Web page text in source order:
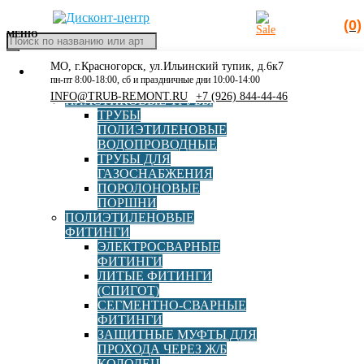
(0)
Поиск
товаров
МЕНЮ
КАТАЛОГ
РАСПРОДАЖА
ПЛАСТИКОВЫЕ ТРУБЫ
ТРУБЫ
ПОЛИЭТИЛЕНОВЫЕ
ВОДОПРОВОДНЫЕ
ТРУБЫ ДЛЯ
ГАЗОСНАБЖЕНИЯ
ПОРОЛОНОВЫЕ
ПОРШНИ
ПОЛИЭТИЛЕНОВЫЕ
ФИТИНГИ
ЭЛЕКТРОСВАРНЫЕ
ФИТИНГИ
ЛИТЫЕ ФИТИНГИ
(СПИГОТ)
СЕГМЕНТНО-СВАРНЫЕ
ФИТИНГИ
ЗАЩИТНЫЕ МУФТЫ ДЛЯ
ПРОХОДА ЧЕРЕЗ Ж/Б
МО, г.Красногорск, ул.Ильинский тупик, д.6к7
пн-пт 8:00-18:00, сб и праздничные дни 10:00-14:00
INFO@TRUB-REMONT.RU +7 (926) 844-44-46
Главная »160х140
160х140
Переход ред. ПЭ100 SDR11 d160х140 СПИГОТ
руб В корзину
Фильтр